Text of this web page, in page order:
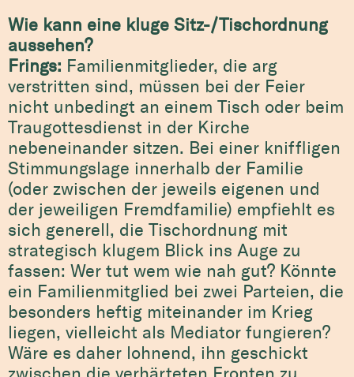
Wie kann eine kluge Sitz-/Tischordnung
aussehen?
Frings: Familienmitglieder, die arg
verstritten sind, müssen bei der Feier
nicht unbedingt an einem Tisch oder beim
Traugottesdienst in der Kirche
nebeneinander sitzen. Bei einer kniffligen
Stimmungslage innerhalb der Familie
(oder zwischen der jeweils eigenen und
der jeweiligen Fremdfamilie) empfiehlt es
sich generell, die Tischordnung mit
strategisch klugem Blick ins Auge zu
fassen: Wer tut wem wie nah gut? Könnte
ein Familienmitglied bei zwei Parteien, die
besonders heftig miteinander im Krieg
liegen, vielleicht als Mediator fungieren?
Wäre es daher lohnend, ihn geschickt